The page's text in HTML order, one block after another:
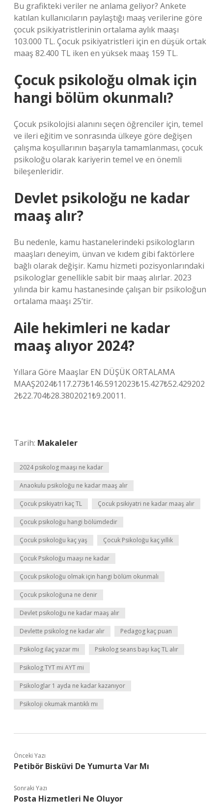
Bu grafikteki veriler ne anlama geliyor? Ankete
katılan kullanıcıların paylaştığı maaş verilerine göre
çocuk psikiyatristlerinin ortalama aylık maaşı
103.000 TL. Çocuk psikiyatristleri için en düşük ortak
maaş 82.400 TL iken en yüksek maaş 159 TL.
Çocuk psikoloğu olmak için
hangi bölüm okunmalı?
Çocuk psikolojisi alanını seçen öğrenciler için, temel
ve ileri eğitim ve sonrasında ülkeye göre değişen
çalışma koşullarının başarıyla tamamlanması, çocuk
psikoloğu olarak kariyerin temel ve en önemli
bileşenleridir.
Devlet psikoloğu ne kadar
maaş alır?
Bu nedenle, kamu hastanelerindeki psikologların
maaşları deneyim, ünvan ve kıdem gibi faktörlere
bağlı olarak değişir. Kamu hizmeti pozisyonlarındaki
psikologlar genellikle sabit bir maaş alırlar. 2023
yılında bir kamu hastanesinde çalışan bir psikoloğun
ortalama maaşı 25’tir.
Aile hekimleri ne kadar
maaş alıyor 2024?
Yıllara Göre Maaşlar EN DÜŞÜK ORTALAMA
MAAŞ2024₺117.273₺146.5912023₺15.427₺52.429202
2₺22.704₺28.3802021₺9.20011.
Tarih: Makaleler
2024 psikolog maaşı ne kadar
Anaokulu psikoloğu ne kadar maaş alır
Çocuk psikiyatri kaç TL Çocuk psikiyatri ne kadar maaş alır
Çocuk psikoloğu hangi bölümdedir
Çocuk psikoloğu kaç yaş Çocuk Psikoloğu kaç yıllık
Çocuk Psikoloğu maaşı ne kadar
Çocuk psikoloğu olmak için hangi bölüm okunmalı
Çocuk psikoloğuna ne denir
Devlet psikoloğu ne kadar maaş alır
Devlette psikolog ne kadar alır Pedagog kaç puan
Psikolog ilaç yazar mı Psikolog seans başı kaç TL alır
Psikolog TYT mi AYT mi
Psikologlar 1 ayda ne kadar kazanıyor
Psikoloji okumak mantıklı mı
Önceki Yazı
Petibör Bisküvi De Yumurta Var Mı
Sonraki Yazı
Posta Hizmetleri Ne Oluyor